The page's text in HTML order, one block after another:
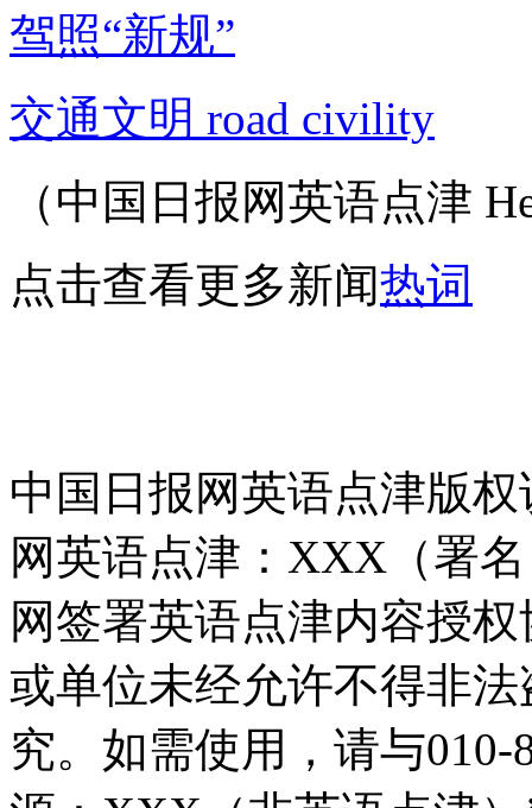
驾照“新规”
交通文明 road civility
（中国日报网英语点津
点击查看更多新闻热词
中国日报网英语点津版
网英语点津：XXX（署
网签署英语点津内容授
或单位未经允许不得非
究。如需使用，请与010-